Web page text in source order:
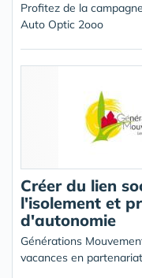
Profitez de la
Auto Optic 2ooo
Créer du lien
l'isolement et
d'autonomie
Générations
vacances en